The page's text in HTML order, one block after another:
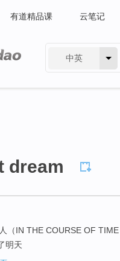
有道精品课 云笔记
中英
dream
（IN THE COURSE OF
明天